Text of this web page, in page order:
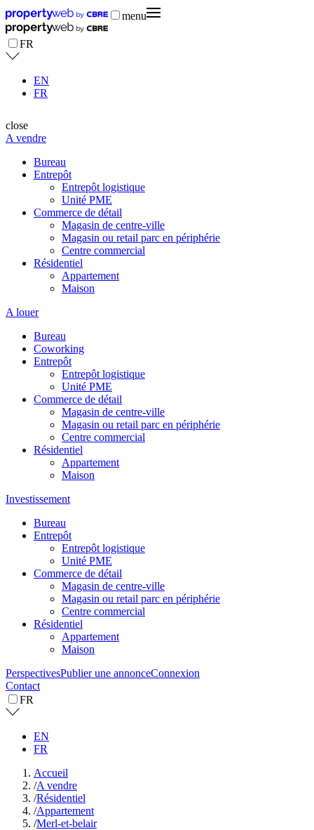
menu
FR
EN
FR
close
A vendre
Bureau
Entrepôt
Entrepôt logistique
Unité PME
Commerce de détail
Magasin de centre-ville
Magasin ou retail parc en périphérie
Centre commercial
Résidentiel
Appartement
Maison
A louer
Bureau
Coworking
Entrepôt
Entrepôt logistique
Unité PME
Commerce de détail
Magasin de centre-ville
Magasin ou retail parc en périphérie
Centre commercial
Résidentiel
Appartement
Maison
Investissement
Bureau
Entrepôt
Entrepôt logistique
Unité PME
Commerce de détail
Magasin de centre-ville
Magasin ou retail parc en périphérie
Centre commercial
Résidentiel
Appartement
Maison
PerspectivesPublier une annonceConnexion
Contact
FR
EN
FR
Accueil
/A vendre
/Résidentiel
/Appartement
/Merl-et-belair